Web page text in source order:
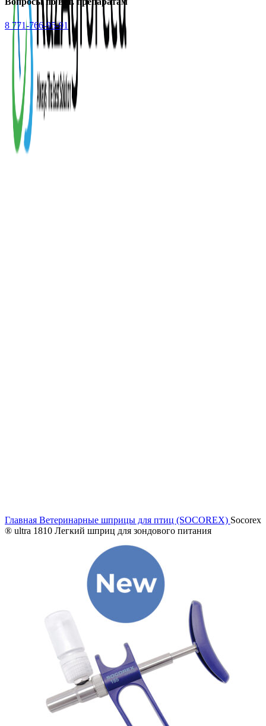
8 771-766-95-91
Главная Ветеринарные шприцы для птиц (SOCOREX) Socorex
® ultra 1810 Легкий шприц для зондового питания